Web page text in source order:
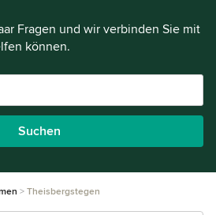
Fragen und wir verbinden Sie mit
können.
Suchen
Theisbergstegen